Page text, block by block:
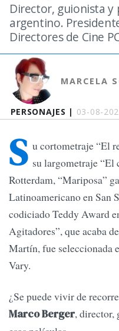
PERSONAJES | 03-08-
Director, guionista
argentino.
Directores de Cine
MARCELA
S u cortometraje “El
su largometraje “El
Rotterdam, “Mariposa”
Latinoamericano en San
codiciado Teddy Award
Agitadores”, que acaba
Martín, fue seleccionada
Vary.
¿Se puede vivir de
Marco Berger, director,